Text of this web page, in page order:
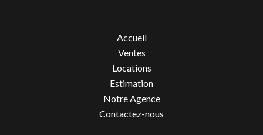
Accueil
Ventes
Locations
Estimation
Notre Agence
Contactez-nous